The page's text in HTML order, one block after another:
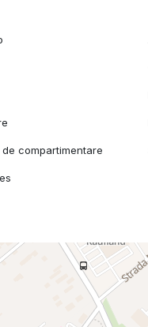
de compartimentare